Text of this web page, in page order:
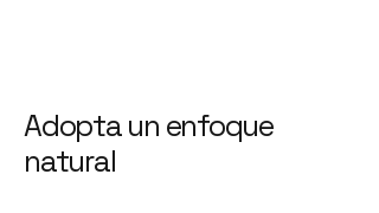
Adopta un enfoque
natural